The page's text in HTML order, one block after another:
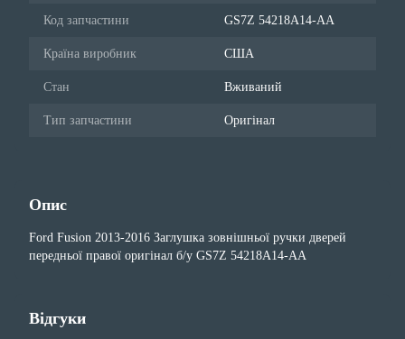
Код запчастини GS7Z 54218A14-AA
Країна виробник США
Стан Вживаний
Тип запчастини Оригінал
Опис
Ford Fusion 2013-2016 Заглушка зовнішньої ручки дверей
передньої правої оригінал б/у GS7Z 54218A14-AA
Відгуки